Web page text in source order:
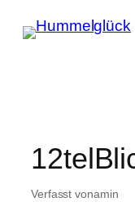
Inhalt
Verfasst vonamin